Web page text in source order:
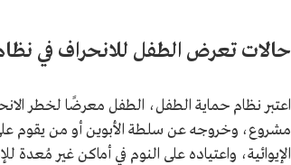
حالات تعرض الطفل للانحراف في
اعتبر نظام حماية الطفل، الطفل معرضًا لخطر
مشروع، وخروجه عن سلطة الأبوين أو من يقوم على
الإيوائية، واعتياده على النوم في أماكن غير مُعدة